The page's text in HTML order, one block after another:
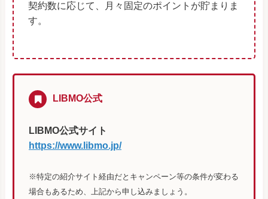
契約数に応じて、月々固定のポイントが貯まりま
す。
LIBMO公式
LIBMO公式サイト
https://www.libmo.jp/
※特定の紹介サイト経由だとキャンペーン等の条件が変わる
場合もあるため、上記から申し込みましょう。